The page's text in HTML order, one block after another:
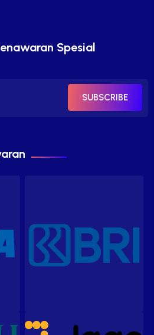
Spesial
SUBSCRIBE